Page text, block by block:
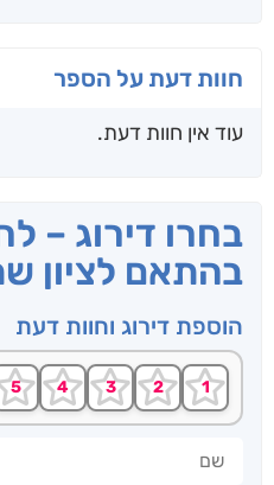
חוות דעת על הספר
עוד אין חוות דעת.
בחרו דירוג –
בהתאם לציון
הוספת דירוג וחוות דעת